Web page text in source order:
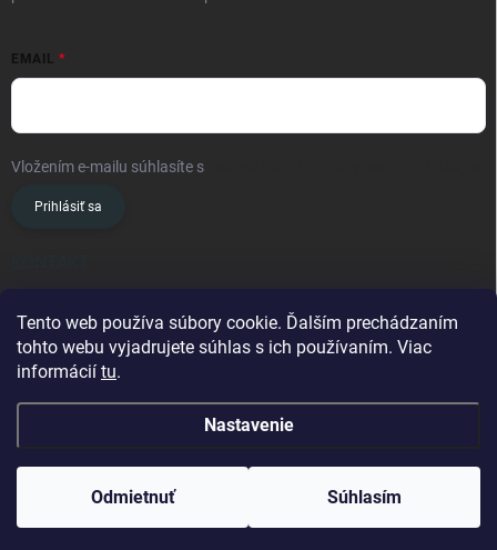
Tento web používa súbory cookie. Ďalším prechádzaním
tohto webu vyjadrujete súhlas s ich používaním. Viac
informácií tu.
Nastavenie
Odmietnuť Súhlasím
EMAIL
Vložením e-mailu súhlasíte s
Prihlásiť sa
@ oslavanslovakia.sk
+421 945 460 201
Vytvoril Shoptet
Copyright 2026 OSLAVAN SLOVAKIA . Všetky práva vyhradené.